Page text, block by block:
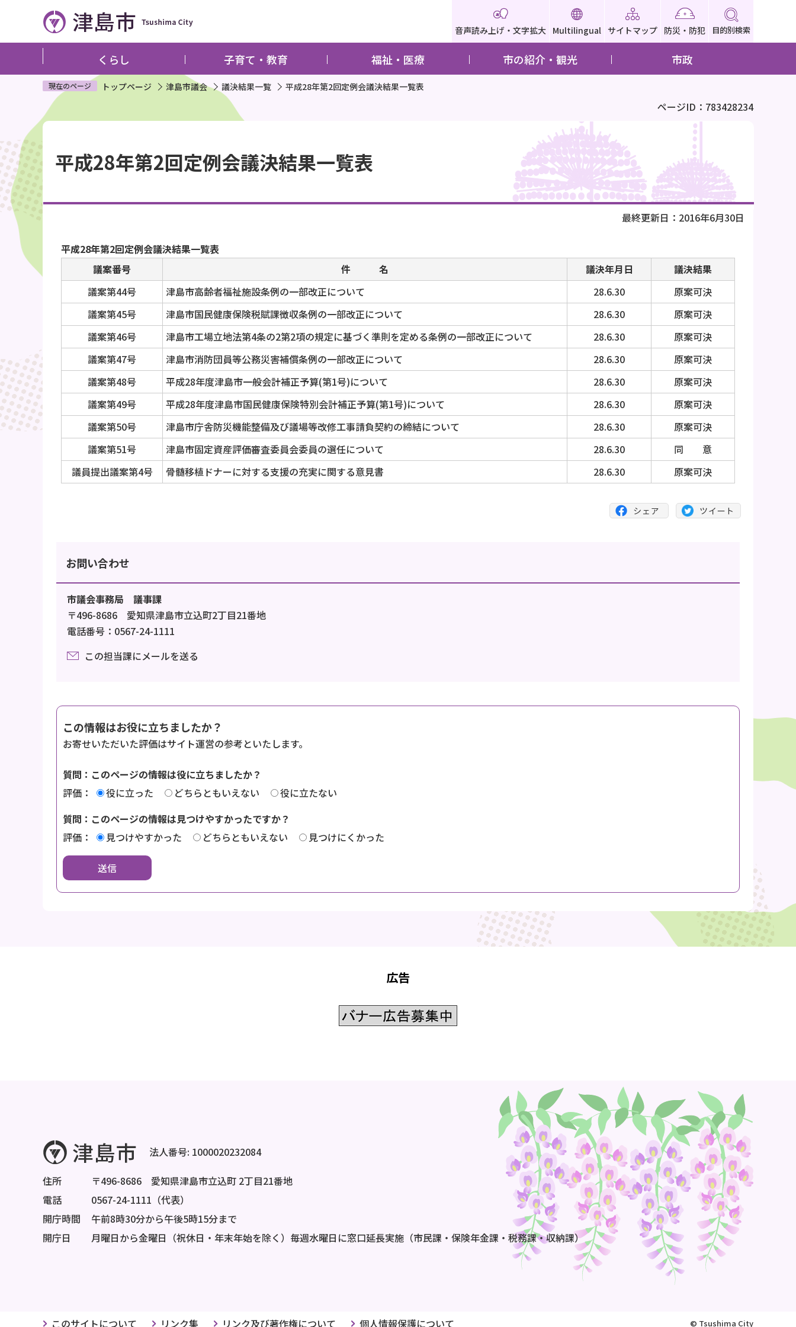
ペ
ジ
す
音声読み上げ・文字拡大 Multilingual サイトマップ 防災・防犯 目的別検索
くらし 子育て・教育 福祉・医療 市の紹介・観光 市政
現在のページ トップページ 津島市議会 議決結果一覧 平成28年第2回定例会議決結果一覧表
ページID：783428234
文
こ
こ
か
ら
平成28年第2回定例会議決結果一覧表
最終更新日：2016年6月30日
平成28年第2回定例会議決結果一覧表
議案番号
件 名 議決年月日
議決結果
議案第44号
津島市高齢者福祉施設条例の一部改正について 28.6.30
原案可決
議案第45号
津島市国民健康保険税賦課徴収条例の一部改正について 28.6.30
原案可決
議案第46号
津島市工場立地法第4条の2第2項の規定に基づく準則を定める条例の一部改正について 28.6.30
原案可決
議案第47号
津島市消防団員等公務災害補償条例の一部改正について 28.6.30
原案可決
議案第48号
平成28年度津島市一般会計補正予算(第1号)について 28.6.30
原案可決
議案第49号
平成28年度津島市国民健康保険特別会計補正予算(第1号)について 28.6.30
原案可決
議案第50号
津島市庁舎防災機能整備及び議場等改修工事請負契約の締結について 28.6.30
原案可決
議案第51号
津島市固定資産評価審査委員会委員の選任について 28.6.30
同 意
議員提出議案第4号
骨髄移植ドナーに対する支援の充実に関する意見書 28.6.30 原案可決
お問い合わせ
市議会事務局 議事課
〒496-8686 愛知県津島市立込町2丁目21番地
電話番号：0567-24-1111
この担当課にメールを送る
この情報はお役に立ちましたか？
お寄せいただいた評価はサイト運営の参考といたします。
質問：このページの情報は役に立ちましたか？
評価：
役に立った どちらともいえない
役に立たない
質問：このページの情報は見つけやすかったですか？
評価：
見つけやすかった どちらともいえない 見つけにくかった
広告
法人番号: 1000020232084
住所
〒496-8686 愛知県津島市立込町 2丁目21番地
電話
0567-24-1111（代表）
開庁時間
午前8時30分から午後5時15分まで
開庁日
月曜日から金曜日（祝休日・年末年始を除く）毎週水曜日に窓口延長実施（市民課・保険年金課・税務課・収納課）
このサイトについて リンク集 リンク及び著作権について 個人情報保護について © Tsushima City